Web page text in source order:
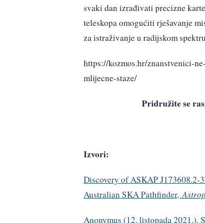
svaki dan izrađivati ​​precizne
teleskopa omogućiti rješavanje
za istraživanje u radijskom
https://kozmos.hr/znanstvenici-
mlijecne-staze/
Pridružite se
Izvori:
Discovery of ASKAP J173608.2-
Australian SKA Pathfinder,
Anonymus (12. listopada 2021.),